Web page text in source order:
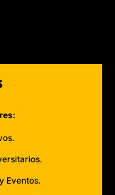
Eventos.